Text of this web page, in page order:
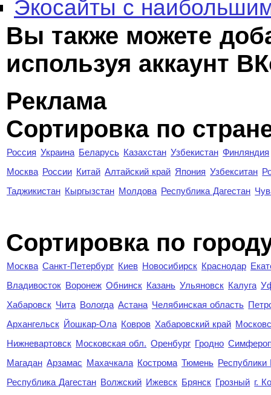
Экосайты с
Вы также можете
используя аккаунт
Реклама
Сортировка по
Россия Украина Беларусь Казахстан Узбекистан Финляндия
Москва России Китай Алтайский край Япония Узбекситан
Таджикистан Кыргызстан Молдова Республика Дагестан
Cортировка по
Москва Санкт-Петербург Киев Новосибирск Краснодар
Владивосток Воронеж Обнинск Казань Ульяновск Калуга
Хабаровск Чита Вологда Астана Челябинская область
Архангельск Йошкар-Ола Ковров Хабаровский край
Нижневартовск Московская обл. Оренбург Гродно
Магадан Арзамас Махачкала Кострома Тюмень Республики
Республика Дагестан Волжский Ижевск Брянск Грозный г.